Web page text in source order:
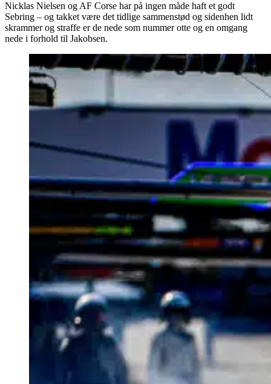
Nicklas Nielsen og AF Corse har på ingen måde haft et godt
Sebring – og takket være det tidlige sammenstød og sidenhen lidt
skrammer og straffe er de nede som nummer otte og en omgang
nede i forhold til Jakobsen.